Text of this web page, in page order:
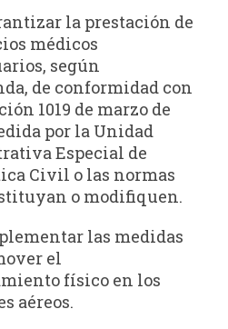
la prestación de
médicos
según
de conformidad con
1019 de marzo de
por la Unidad
Especial de
Civil o las normas
o modifiquen.
las medidas
el
físico en los
aéreos.